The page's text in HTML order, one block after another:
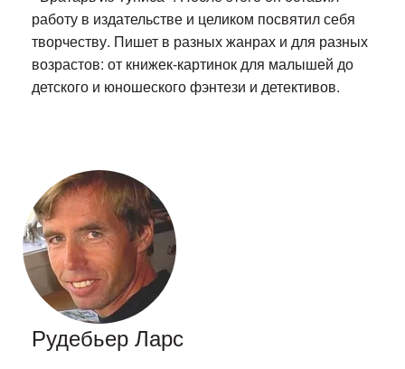
работу в издательстве и целиком посвятил себя
творчеству. Пишет в разных жанрах и для разных
возрастов: от книжек-картинок для малышей до
детского и юношеского фэнтези и детективов.
Рудебьер Ларс